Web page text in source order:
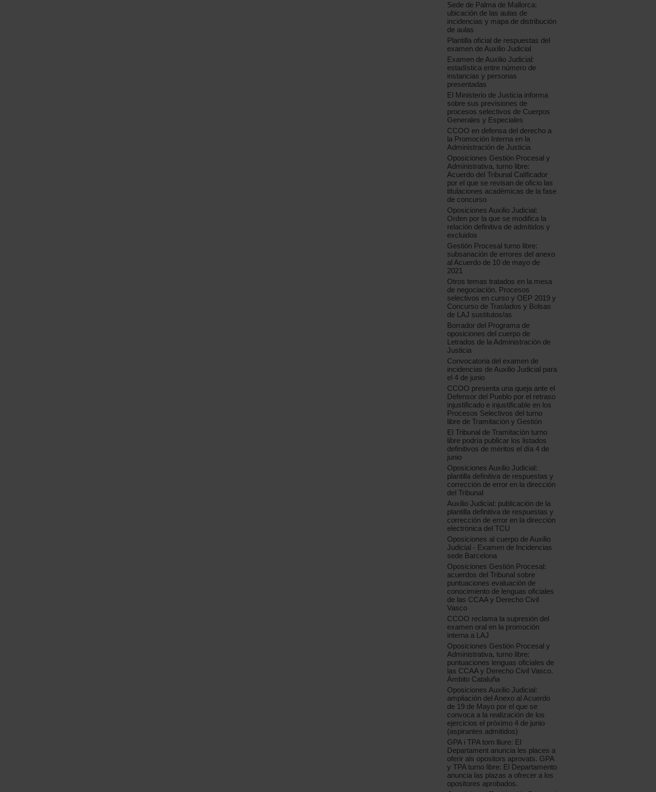
Sede de Palma de Mallorca:
ubicación de las aulas de
incidencias y mapa de distribución
de aulas
Plantilla oficial de respuestas del
examen de Auxilio Judicial
Examen de Auxilio Judicial:
estadística entre número de
instancias y personas
presentadas
El Ministerio de Justicia informa
sobre sus previsiones de
procesos selectivos de Cuerpos
Generales y Especiales
CCOO en defensa del derecho a
la Promoción Interna en la
Administración de Justicia
Oposiciones Gestión Procesal y
Administrativa, turno libre:
Acuerdo del Tribunal Calificador
por el que se revisan de oficio las
titulaciones académicas de la fase
de concurso
Oposiciones Auxilio Judicial:
Orden por la que se modifica la
relación definitiva de admitidos y
excluidos
Gestión Procesal turno libre:
subsanación de errores del anexo
al Acuerdo de 10 de mayo de
2021
Otros temas tratados en la mesa
de negociación. Procesos
selectivos en curso y OEP 2019 y
Concurso de Traslados y Bolsas
de LAJ sustitutos/as
Borrador del Programa de
oposiciones del cuerpo de
Letrados de la Administración de
Justicia
Convocatoria del examen de
incidencias de Auxilio Judicial para
el 4 de junio
CCOO presenta una queja ante el
Defensor del Pueblo por el retraso
injustificado e injustificable en los
Procesos Selectivos del turno
libre de Tramitación y Gestión
El Tribunal de Tramitación turno
libre podría publicar los listados
definitivos de méritos el día 4 de
junio
Oposiciones Auxilio Judicial:
plantilla definitiva de respuestas y
corrección de error en la dirección
del Tribunal
Auxilio Judicial: publicación de la
plantilla definitiva de respuestas y
corrección de error en la dirección
electrónica del TCU
Oposiciones al cuerpo de Auxilio
Judicial - Examen de Incidencias
sede Barcelona
Oposiciones Gestión Procesal:
acuerdos del Tribunal sobre
puntuaciones evaluación de
conocimiento de lenguas oficiales
de las CCAA y Derecho Civil
Vasco
CCOO reclama la supresión del
examen oral en la promoción
interna a LAJ
Oposiciones Gestión Procesal y
Administrativa, turno libre:
puntuaciones lenguas oficiales de
las CCAA y Derecho Civil Vasco.
Ámbito Cataluña
Oposiciones Auxilio Judicial:
ampliación del Anexo al Acuerdo
de 19 de Mayo por el que se
convoca a la realización de los
ejercicios el próximo 4 de junio
(aspirantes admitidos)
GPA i TPA torn lliure: El
Departament anuncia les places a
oferir als opositors aprovats. GPA
y TPA turno libre: El Departamento
anuncia las plazas a ofrecer a los
opositores aprobados.